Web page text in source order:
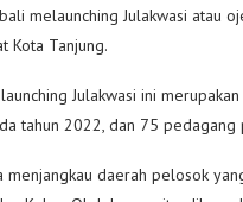
melaunching Julakwasi atau
Kota Tanjung.
Julakwasi ini
tahun 2022, dan 75 pedagang
daerah pelosok